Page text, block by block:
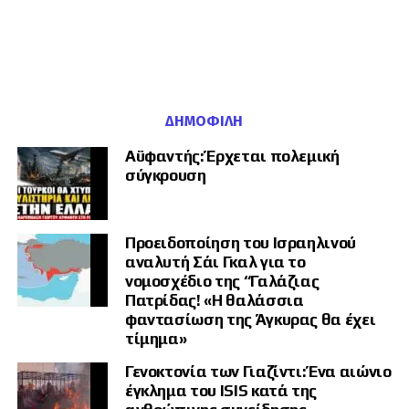
ΔΗΜΟΦΙΛΉ
Αϋφαντής: Έρχεται πολεμική
σύγκρουση
Προειδοποίηση του Ισραηλινού
αναλυτή Σάι Γκαλ για το
νομοσχέδιο της “Γαλάζιας
Πατρίδας! «Η θαλάσσια
φαντασίωση της Άγκυρας θα έχει
τίμημα»
Γενοκτονία των Γιαζίντι: Ένα αιώνιο
έγκλημα του ISIS κατά της